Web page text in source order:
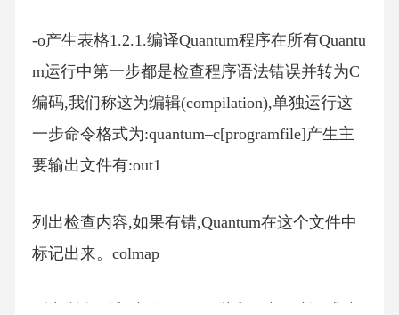
-o产生表格1.2.1.编译Quantum程序在所有Quantu
m运行中第一步都是检查程序语法错误并转为C
编码,我们称这为编辑(compilation),单独运行这
一步命令格式为:quantum–c[programfile]产生主
要输出文件有:out1
列出检查内容,如果有错,Quantum在这个文件中
标记出来。colmap